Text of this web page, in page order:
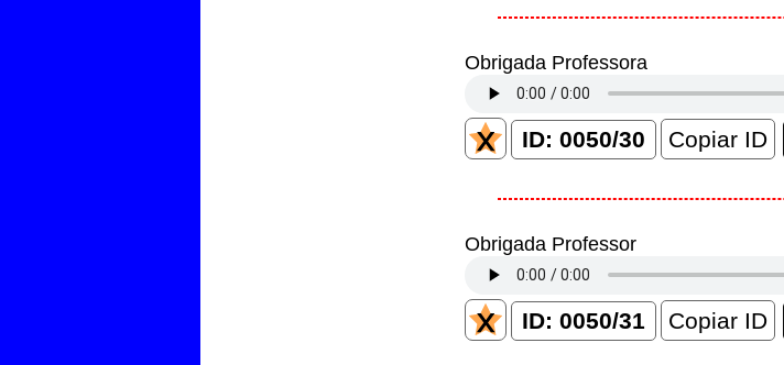
Obrigada Professora
Copiar ID
Obrigada Professor
Copiar ID